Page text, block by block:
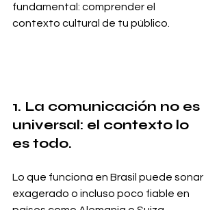
fundamental: comprender el
contexto cultural de tu público.
1. La comunicación no es
universal: el contexto lo
es todo.
Lo que funciona en Brasil puede sonar
exagerado o incluso poco fiable en